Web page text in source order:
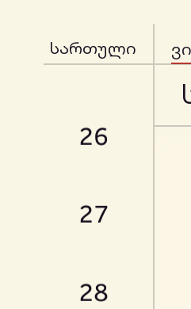
სართული
25
26
27
28